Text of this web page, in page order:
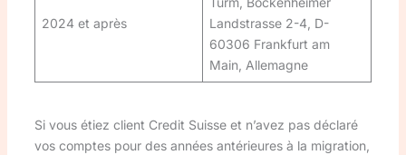
2024 et après
Landstrasse 2-4, D-
60306 Frankfurt am
Main, Allemagne
Si vous étiez client Credit Suisse et n’avez pas déclaré
vos comptes pour des années antérieures à la migration,